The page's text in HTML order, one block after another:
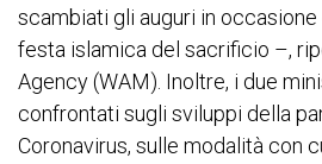
scambiati gli auguri in occasione
festa islamica del sacrificio –,
Agency (WAM). Inoltre, i due
confrontati sugli sviluppi della
Coronavirus, sulle modalità con